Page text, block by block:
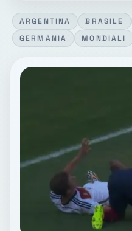
ARGENTINA BRASILE
GERMANIA
MONDIALI